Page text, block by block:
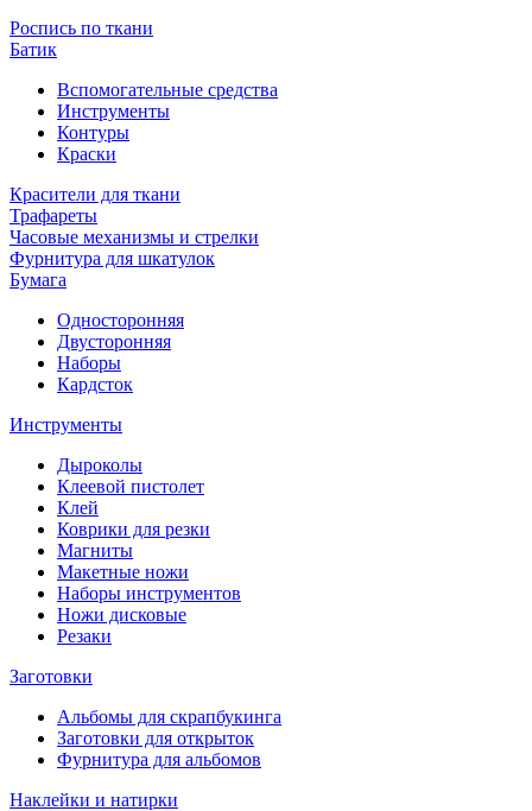
Роспись по ткани
Батик
Вспомогательные средства
Инструменты
Контуры
Краски
Красители для ткани
Трафареты
Часовые механизмы и стрелки
Фурнитура для шкатулок
Бумага
Односторонняя
Двусторонняя
Наборы
Кардсток
Инструменты
Дыроколы
Клеевой пистолет
Клей
Коврики для резки
Магниты
Макетные ножи
Наборы инструментов
Ножи дисковые
Резаки
Заготовки
Альбомы для скрапбукинга
Заготовки для открыток
Фурнитура для альбомов
Наклейки и натирки